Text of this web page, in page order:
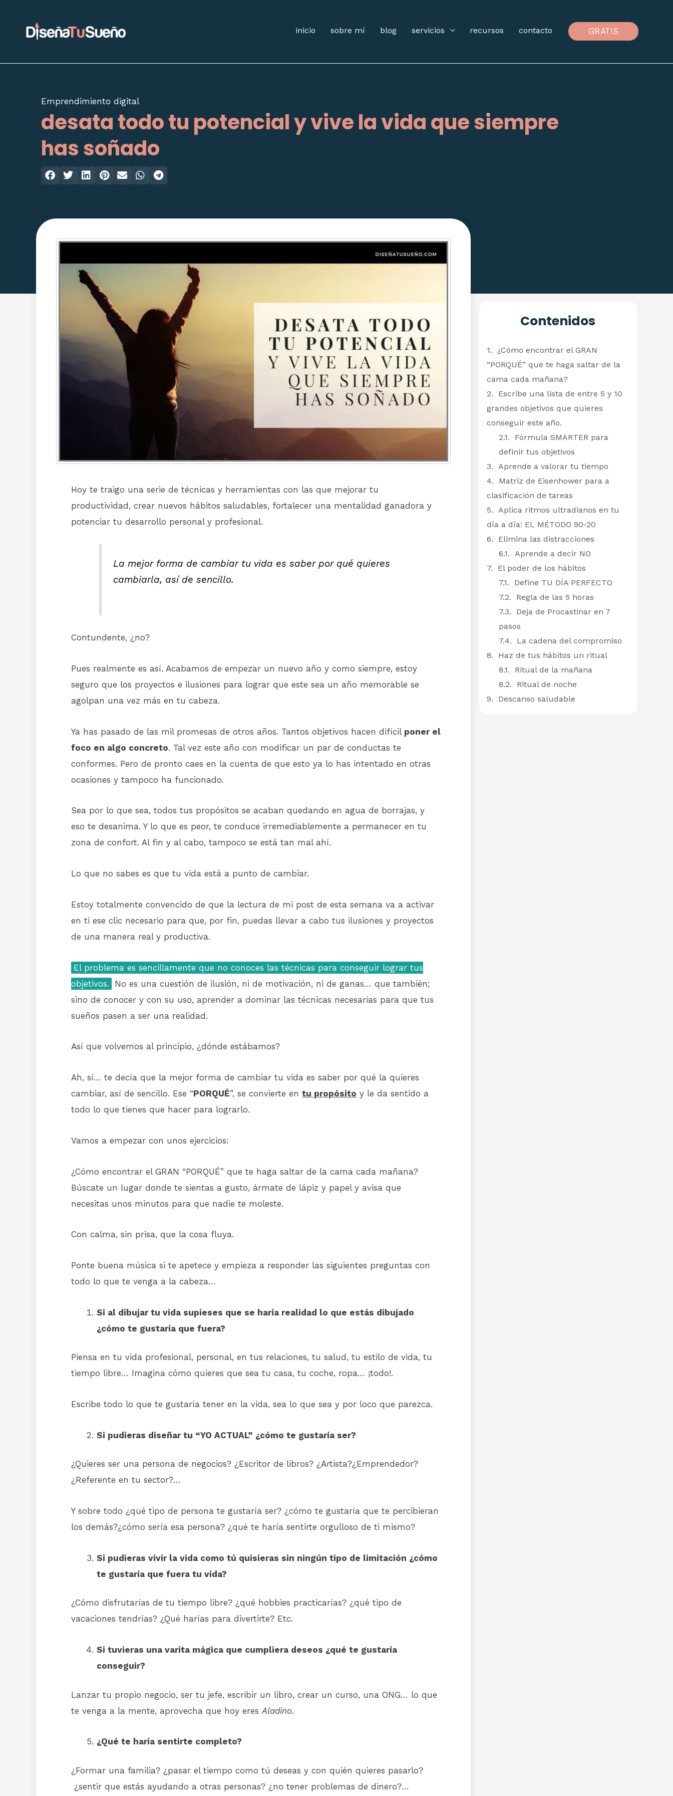
contenido
inicio sobre mí blog servicios recursos contacto GRATIS
Emprendimiento digital
desata todo tu potencial y vive la vida que siempre
has soñado
Hoy te traigo una serie de técnicas y herramientas con las que mejorar tu
productividad, crear nuevos hábitos saludables, fortalecer una mentalidad ganadora y
potenciar tu desarrollo personal y profesional.
La mejor forma de cambiar tu vida es saber por qué quieres
cambiarla, así de sencillo.
Contundente, ¿no?
Pues realmente es así. Acabamos de empezar un nuevo año y como siempre, estoy
seguro que los proyectos e ilusiones para lograr que este sea un año memorable se
agolpan una vez más en tu cabeza.
Ya has pasado de las mil promesas de otros años. Tantos objetivos hacen difícil poner el
foco en algo concreto. Tal vez este año con modificar un par de conductas te
conformes. Pero de pronto caes en la cuenta de que esto ya lo has intentado en otras
ocasiones y tampoco ha funcionado.
Sea por lo que sea, todos tus propósitos se acaban quedando en agua de borrajas, y
eso te desanima. Y lo que es peor, te conduce irremediablemente a permanecer en tu
zona de confort. Al fin y al cabo, tampoco se está tan mal ahí.
Lo que no sabes es que tu vida está a punto de cambiar.
Estoy totalmente convencido de que la lectura de mi post de esta semana va a activar
en ti ese clic necesario para que, por fin, puedas llevar a cabo tus ilusiones y proyectos
de una manera real y productiva.
El problema es sencillamente que no conoces las técnicas para conseguir lograr tus
objetivos.
No es una cuestión de ilusión, ni de motivación, ni de ganas… que también;
sino de conocer y con su uso, aprender a dominar las técnicas necesarias para que tus
sueños pasen a ser una realidad.
Así que volvemos al principio, ¿dónde estábamos?
Ah, sí… te decía que la mejor forma de cambiar tu vida es saber por qué la quieres
cambiar, así de sencillo. Ese “PORQUÉ”, se convierte en tu propósito y le da sentido a
todo lo que tienes que hacer para lograrlo.
Vamos a empezar con unos ejercicios:
¿Cómo encontrar el GRAN “PORQUÉ” que te haga saltar de la cama cada mañana?
Búscate un lugar donde te sientas a gusto, ármate de lápiz y papel y avisa que
necesitas unos minutos para que nadie te moleste.
Con calma, sin prisa, que la cosa fluya.
Ponte buena música si te apetece y empieza a responder las siguientes preguntas con
todo lo que te venga a la cabeza…
Si al dibujar tu vida supieses que se haría realidad lo que estás dibujado
¿cómo te gustaría que fuera?
Piensa en tu vida profesional, personal, en tus relaciones, tu salud, tu estilo de vida, tu
tiempo libre… Imagina cómo quieres que sea tu casa, tu coche, ropa… ¡todo!.
Escribe todo lo que te gustaría tener en la vida, sea lo que sea y por loco que parezca.
Si pudieras diseñar tu “YO ACTUAL” ¿cómo te gustaría ser?
¿Quieres ser una persona de negocios? ¿Escritor de libros? ¿Artista?¿Emprendedor?
¿Referente en tu sector?…
Y sobre todo ¿qué tipo de persona te gustaría ser? ¿cómo te gustaría que te percibieran
los demás?¿cómo sería esa persona? ¿qué te haría sentirte orgulloso de ti mismo?
Si pudieras vivir la vida como tú quisieras sin ningún tipo de limitación ¿cómo
te gustaría que fuera tu vida?
¿Cómo disfrutarías de tu tiempo libre? ¿qué hobbies practicarías? ¿qué tipo de
vacaciones tendrías? ¿Qué harías para divertirte? Etc.
Si tuvieras una varita mágica que cumpliera deseos ¿qué te gustaría
conseguir?
Lanzar tu propio negocio, ser tu jefe, escribir un libro, crear un curso, una ONG… lo que
te venga a la mente, aprovecha que hoy eres Aladino.
¿Qué te haría sentirte completo?
¿Formar una familia? ¿pasar el tiempo como tú deseas y con quién quieres pasarlo?
¿sentir que estás ayudando a otras personas? ¿no tener problemas de dinero?…
Contenidos
¿Cómo encontrar el GRAN
“PORQUÉ” que te haga saltar de la
cama cada mañana?
Escribe una lista de entre 5 y 10
grandes objetivos que quieres
conseguir este año.
Fórmula SMARTER para
definir tus objetivos
Aprende a valorar tu tiempo
Matriz de Eisenhower para a
clasificación de tareas
Aplica ritmos ultradianos en tu
día a día: EL MÉTODO 90-20
Elimina las distracciones
Aprende a decir NO
El poder de los hábitos
Define TU DÍA PERFECTO
Regla de las 5 horas
Deja de Procastinar en 7
pasos
La cadena del compromiso
Haz de tus hábitos un ritual
Ritual de la mañana
Ritual de noche
Descanso saludable